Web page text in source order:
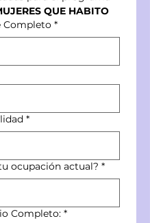
QUE HABITO
Completo *
*
ocupación actual? *
Completo: *